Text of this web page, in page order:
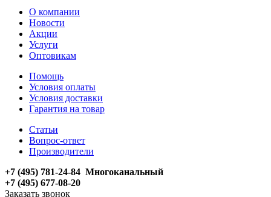
О компании
Новости
Акции
Услуги
Оптовикам
Помощь
Условия оплаты
Условия доставки
Гарантия на товар
Статьи
Вопрос-ответ
Производители
+7 (495) 781-24-84 Многоканальный
+7 (495) 677-08-20
Заказать звонок